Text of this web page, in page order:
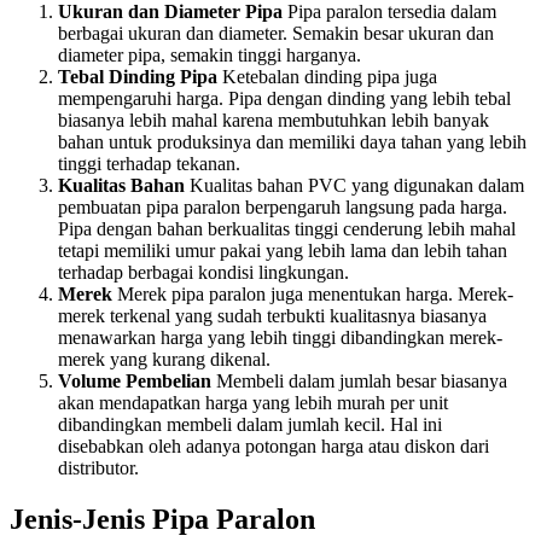
Ukuran dan Diameter Pipa Pipa paralon tersedia dalam
berbagai ukuran dan diameter. Semakin besar ukuran dan
diameter pipa, semakin tinggi harganya.
Tebal Dinding Pipa Ketebalan dinding pipa juga
mempengaruhi harga. Pipa dengan dinding yang lebih tebal
biasanya lebih mahal karena membutuhkan lebih banyak
bahan untuk produksinya dan memiliki daya tahan yang lebih
tinggi terhadap tekanan.
Kualitas Bahan Kualitas bahan PVC yang digunakan dalam
pembuatan pipa paralon berpengaruh langsung pada harga.
Pipa dengan bahan berkualitas tinggi cenderung lebih mahal
tetapi memiliki umur pakai yang lebih lama dan lebih tahan
terhadap berbagai kondisi lingkungan.
Merek Merek pipa paralon juga menentukan harga. Merek-
merek terkenal yang sudah terbukti kualitasnya biasanya
menawarkan harga yang lebih tinggi dibandingkan merek-
merek yang kurang dikenal.
Volume Pembelian Membeli dalam jumlah besar biasanya
akan mendapatkan harga yang lebih murah per unit
dibandingkan membeli dalam jumlah kecil. Hal ini
disebabkan oleh adanya potongan harga atau diskon dari
distributor.
Jenis-Jenis Pipa Paralon